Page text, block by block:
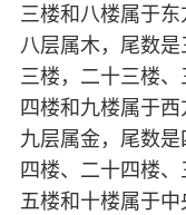
三楼和八楼属于
八层属木，尾数
三楼，二十三楼、
四楼和九楼属于
九层属金，尾数
四楼、二十四楼、
五楼和十楼属于